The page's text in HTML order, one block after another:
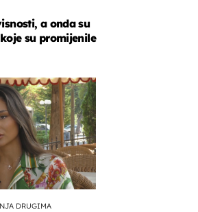
a onda su
su promijenile
DRUGIMA